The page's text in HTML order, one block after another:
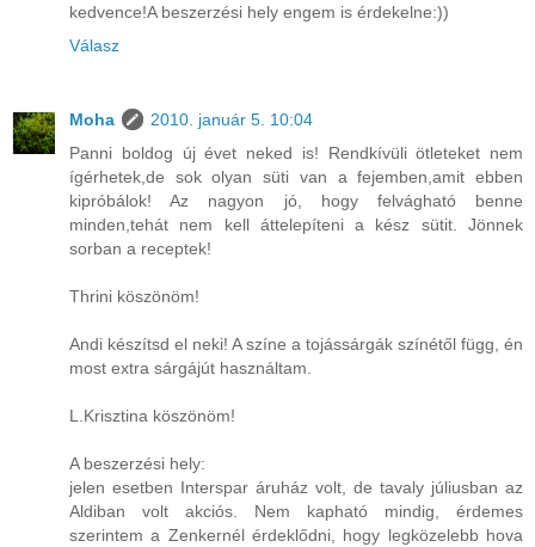
kedvence!A beszerzési hely engem is érdekelne:))
Válasz
Moha
2010. január 5. 10:04
Panni boldog új évet neked is! Rendkívüli ötleteket nem
ígérhetek,de sok olyan süti van a fejemben,amit ebben
kipróbálok! Az nagyon jó, hogy felvágható benne
minden,tehát nem kell áttelepíteni a kész sütit. Jönnek
sorban a receptek!
Thrini köszönöm!
Andi készítsd el neki! A színe a tojássárgák színétől függ, én
most extra sárgájút használtam.
L.Krisztina köszönöm!
A beszerzési hely:
jelen esetben Interspar áruház volt, de tavaly júliusban az
Aldiban volt akciós. Nem kapható mindig, érdemes
szerintem a Zenkernél érdeklődni, hogy legközelebb hova